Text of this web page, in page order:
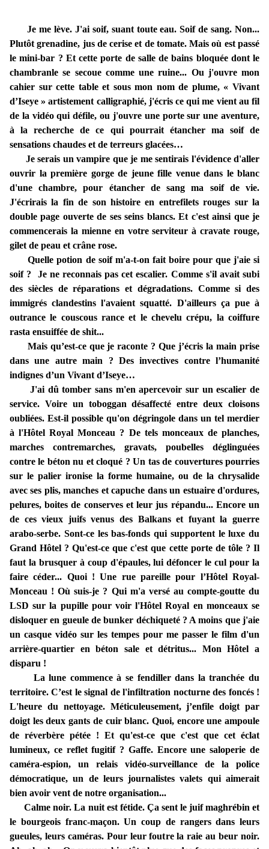
Je me lève. J'ai soif, suant toute eau. Soif de sang. Non...
Plutôt grenadine, jus de cerise et de tomate. Mais où est passé
le mini-bar ? Et cette porte de salle de bains bloquée dont le
chambranle se secoue comme une ruine... Ou j'ouvre mon
cahier sur cette table et sous mon nom de plume, « Vivant
d’Iseye » artistement calligraphié, j'écris ce qui me vient au fil
de la vidéo qui défile, ou j'ouvre une porte sur une aventure,
à la recherche de ce qui pourrait étancher ma soif de
sensations chaudes et de terreurs glacées…
Je serais un vampire que je me sentirais l'évidence d'aller
ouvrir la première gorge de jeune fille venue dans le blanc
d'une chambre, pour étancher de sang ma soif de vie.
J'écrirais la fin de son histoire en entrefilets rouges sur la
double page ouverte de ses seins blancs. Et c'est ainsi que je
commencerais la mienne en votre serviteur à cravate rouge,
gilet de peau et crâne rose.
Quelle potion de soif m'a-t-on fait boire pour que j'aie si
soif ? Je ne reconnais pas cet escalier. Comme s'il avait subi
des siècles de réparations et dégradations. Comme si des
immigrés clandestins l'avaient squatté. D'ailleurs ça pue à
outrance le couscous rance et le chevelu crépu, la coiffure
rasta ensuiffée de shit...
Mais qu’est-ce que je raconte ? Que j’écris la main prise
dans une autre main ? Des invectives contre l’humanité
indignes d’un Vivant d’Iseye…
J'ai dû tomber sans m'en apercevoir sur un escalier de
service. Voire un toboggan désaffecté entre deux cloisons
oubliées. Est-il possible qu'on dégringole dans un tel merdier
à l'Hôtel Royal Monceau ? De tels monceaux de planches,
marches contremarches, gravats, poubelles déglinguées
contre le béton nu et cloqué ? Un tas de couvertures pourries
sur le palier ironise la forme humaine, ou de la chrysalide
avec ses plis, manches et capuche dans un estuaire d'ordures,
pelures, boites de conserves et leur jus répandu... Encore un
de ces vieux juifs venus des Balkans et fuyant la guerre
arabo-serbe. Sont-ce les bas-fonds qui supportent le luxe du
Grand Hôtel ? Qu'est-ce que c'est que cette porte de tôle ? Il
faut la brusquer à coup d'épaules, lui défoncer le cul pour la
faire céder... Quoi ! Une rue pareille pour l’Hôtel Royal-
Monceau ! Où suis-je ? Qui m'a versé au compte-goutte du
LSD sur la pupille pour voir l'Hôtel Royal en monceaux se
disloquer en gueule de bunker déchiqueté ? A moins que j'aie
un casque vidéo sur les tempes pour me passer le film d'un
arrière-quartier en béton sale et détritus... Mon Hôtel a
disparu !
La lune commence à se fendiller dans la tranchée du
territoire. C’est le signal de l'infiltration nocturne des foncés !
L'heure du nettoyage. Méticuleusement, j’enfile doigt par
doigt les deux gants de cuir blanc. Quoi, encore une ampoule
de réverbère pétée ! Et qu'est-ce que c'est que cet éclat
lumineux, ce reflet fugitif ? Gaffe. Encore une saloperie de
caméra-espion, un relais vidéo-surveillance de la police
démocratique, un de leurs journalistes valets qui aimerait
bien avoir vent de notre organisation...
Calme noir. La nuit est fétide. Ça sent le juif maghrébin et
le bourgeois franc-maçon. Un coup de rangers dans leurs
gueules, leurs caméras. Pour leur foutre la raie au beur noir.